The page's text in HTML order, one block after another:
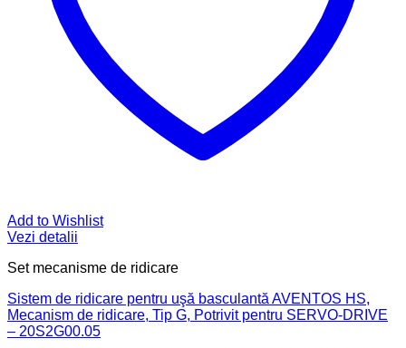
Add to Wishlist
Vezi detalii
Set mecanisme de ridicare
Sistem de ridicare pentru uşă basculantă AVENTOS HS,
Mecanism de ridicare, Tip G, Potrivit pentru SERVO-DRIVE
– 20S2G00.05